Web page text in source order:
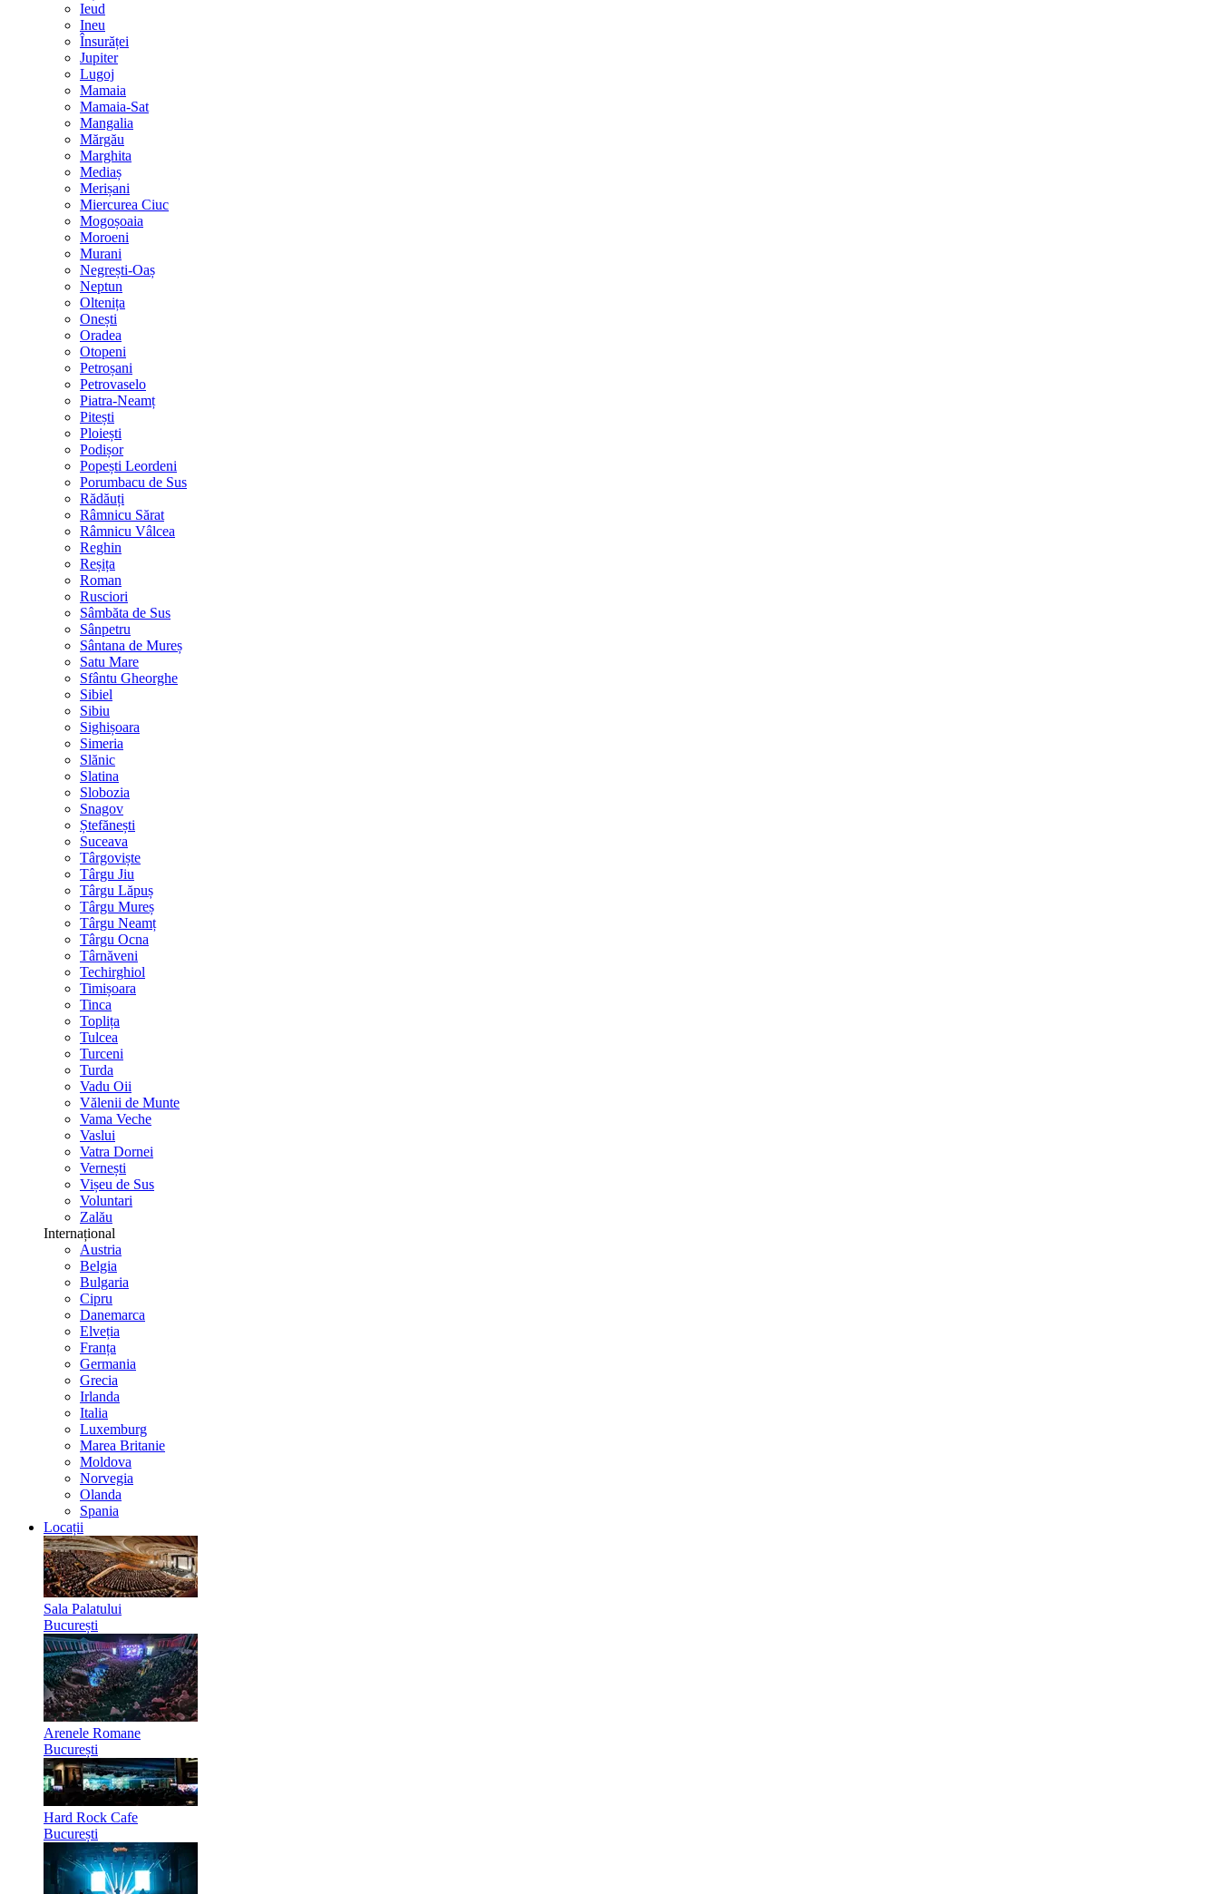
Ieud
Ineu
Însurăței
Jupiter
Lugoj
Mamaia
Mamaia-Sat
Mangalia
Mărgău
Marghita
Mediaș
Merișani
Miercurea Ciuc
Mogoșoaia
Moroeni
Murani
Negrești-Oaș
Neptun
Oltenița
Onești
Oradea
Otopeni
Petroșani
Petrovaselo
Piatra-Neamț
Pitești
Ploiești
Podișor
Popești Leordeni
Porumbacu de Sus
Rădăuți
Râmnicu Sărat
Râmnicu Vâlcea
Reghin
Reșița
Roman
Rusciori
Sâmbăta de Sus
Sânpetru
Sântana de Mureș
Satu Mare
Sfântu Gheorghe
Sibiel
Sibiu
Sighișoara
Simeria
Slănic
Slatina
Slobozia
Snagov
Ștefănești
Suceava
Târgoviște
Târgu Jiu
Târgu Lăpuș
Târgu Mureș
Târgu Neamț
Târgu Ocna
Târnăveni
Techirghiol
Timișoara
Tinca
Toplița
Tulcea
Turceni
Turda
Vadu Oii
Vălenii de Munte
Vama Veche
Vaslui
Vatra Dornei
Vernești
Vișeu de Sus
Voluntari
Zalău
Internațional
Austria
Belgia
Bulgaria
Cipru
Danemarca
Elveția
Franța
Germania
Grecia
Irlanda
Italia
Luxemburg
Marea Britanie
Moldova
Norvegia
Olanda
Spania
Locații
Sala Palatului
București
Arenele Romane
București
Hard Rock Cafe
București